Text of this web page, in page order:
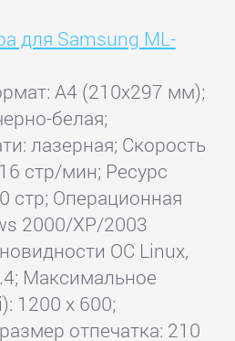
для Samsung ML-
A4 (210x297 мм);
белая;
лазерная; Скорость
стр/мин; Ресурс
стр; Операционная
2000/XP/2003
ОС Linux,
Максимальное
1200 x 600;
отпечатка: 210